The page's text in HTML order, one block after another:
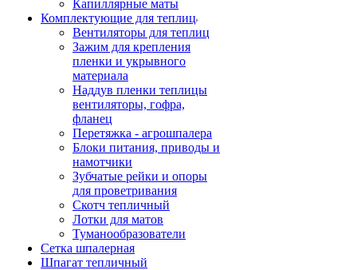
Капиллярные маты
Комплектующие для теплиц
Вентиляторы для теплиц
Зажим для крепления
пленки и укрывного
материала
Наддув пленки теплицы
вентиляторы, гофра,
фланец
Перетяжка - агрошпалера
Блоки питания, приводы и
намотчики
Зубчатые рейки и опоры
для проветривания
Скотч тепличный
Лотки для матов
Туманообразователи
Сетка шпалерная
Шпагат тепличный